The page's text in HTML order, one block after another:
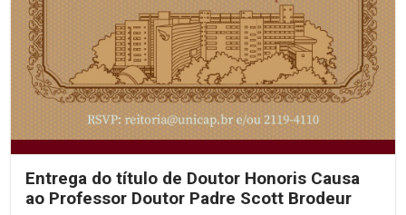
Entrega do título de Doutor Honoris Causa
ao Professor Doutor Padre Scott Brodeur